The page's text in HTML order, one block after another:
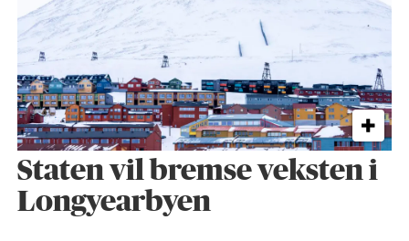
Staten vil bremse veksten i
Longyearbyen